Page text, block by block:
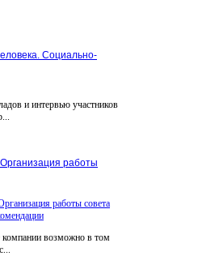
Социально-
и интервью участников
работы
компании возможно в том